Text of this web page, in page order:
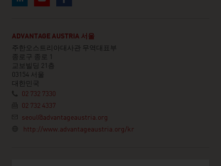
ADVANTAGE AUSTRIA 서울
주한오스트리아대사관 무역대표부
종로구 종로 1
교보빌딩 21층
03154 서울
대한민국
02 732 7330
02 732 4337
seoul@advantageaustria.org
http://www.advantageaustria.org/kr